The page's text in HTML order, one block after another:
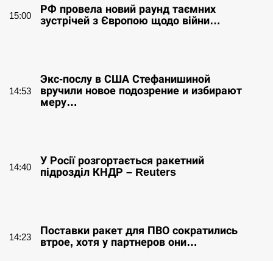
15:00
РФ провела новий раунд таємних
зустрічей з Європою щодо війни…
14:53
Экс-послу в США Стефанишиной
вручили новое подозрение и избирают
меру…
14:40
У Росії розгортається ракетний
підрозділ КНДР – Reuters
14:23
Поставки ракет для ПВО сократились
втрое, хотя у партнеров они…